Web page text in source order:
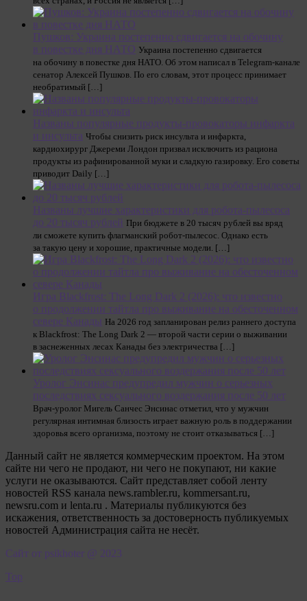
Пушков: Украина постепенно сдвигается на обочину
в повестке дня НАТО Украина постепенно сдвигается
на обочину в повестке дня НАТО. Об этом написал в Telegram-канале
сенатор Алексей Пушков. По его словам, этот процесс принимает
необратимый […]
Названы популярные продукты-провокаторы инфаркта
и инсульта Чтобы снизить риск инсульта и инфаркта,
кардиохирург Джереми Лондон призвал исключить из рациона
продукты из рафинированной муки и сладкую газировку. Его советы
приводит Daily […]
Названы лучшие характеристики для робота-пылесоса
до 20 тысяч рублей При бюджете в 20 тысяч рублей вы вряд
ли сможете купить флагманский робот-пылесос. Однако есть
за такую цену и хорошие, практичные модели. […]
Игра Blackfrost: The Long Dark 2 (2026): что известно
о продолжении тайтла про выживание на обесточенном
севере Канады На 2026 год запланирован релиз раннего доступа
к Blackfrost: The Long Dark 2 — второй части серии о выживании
в заснеженных лесах Канады без электричества […]
Уролог Энсинас предупредил мужчин о серьезных
последствиях сексуального воздержания после 50 лет
Врач-уролог Мигель Санчес Энсинас отметил, что у мужчин
регулярная интимная близость играет важную роль в поддержании
здоровья всего организма, поэтому не стоит отказываться […]
Данный сайт не является коммерческим проектом. На этом
сайте ни чего не продают, ни чего не покупают, ни какие
услуги не оказываются. Сайт представляет собой ленту
новостей RSS канала news.rambler.ru, kommersant.ru,
newsru.com и lenta.ru . Материалы публикуются без
искажения, ответственность за достоверность публикуемых
новостей Администрация сайта не несёт.
Сайт от psikhoter @ 2023
Top